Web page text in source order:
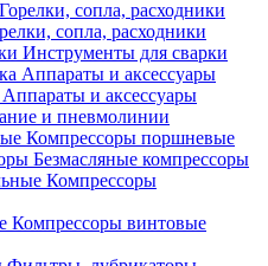
сопла, расходники
Инструменты для сварки
и аксессуары
и пневмолинии
Компрессоры поршневые
Безмасляные компрессоры
Компрессоры
Компрессоры винтовые